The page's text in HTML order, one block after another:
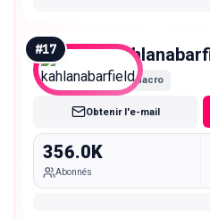
#17
Macro
Obtenir l'e-mail
356.0K
Abonnés